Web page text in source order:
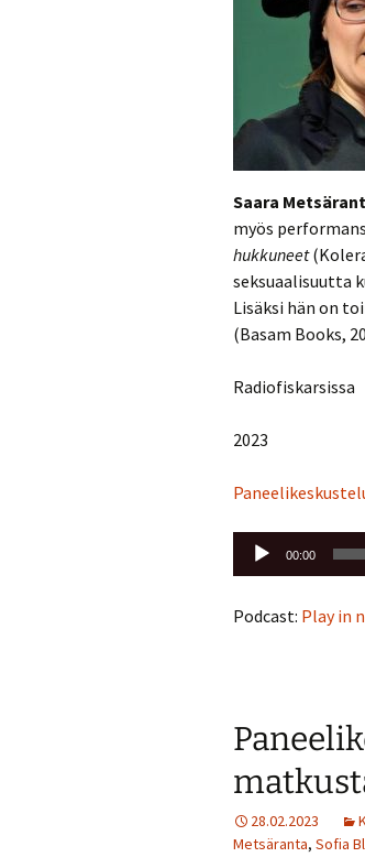
Saara
myös
hukkuneet
seksuaalisuutta
Lisäksi hän on
(Basam Books,
Radiofiskarsissa
2023
Äänitoistin
00:00
Podcast: Play in
28.02.2023
Metsäranta, Sofia